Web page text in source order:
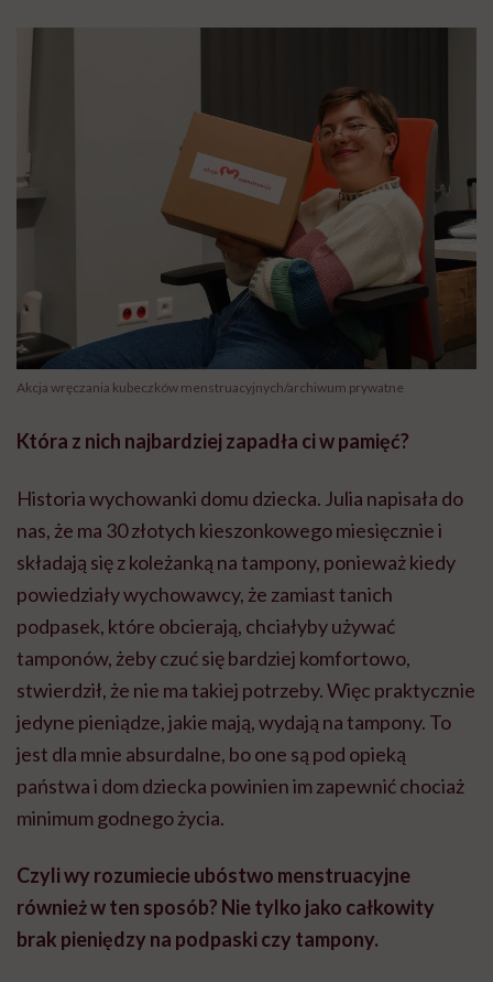
Akcja wręczania kubeczków menstruacyjnych/archiwum prywatne
Która z nich najbardziej zapadła ci w pamięć?
Historia wychowanki domu dziecka. Julia napisała do
nas, że ma 30 złotych kieszonkowego miesięcznie i
składają się z koleżanką na tampony, ponieważ kiedy
powiedziały wychowawcy, że zamiast tanich
podpasek, które obcierają, chciałyby używać
tamponów, żeby czuć się bardziej komfortowo,
stwierdził, że nie ma takiej potrzeby. Więc praktycznie
jedyne pieniądze, jakie mają, wydają na tampony. To
jest dla mnie absurdalne, bo one są pod opieką
państwa i dom dziecka powinien im zapewnić chociaż
minimum godnego życia.
Czyli wy rozumiecie ubóstwo menstruacyjne
również w ten sposób? Nie tylko jako całkowity
brak pieniędzy na podpaski czy tampony.